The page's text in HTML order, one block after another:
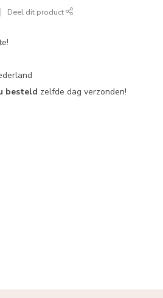
Deel dit product
besteld zelfde dag verzonden!